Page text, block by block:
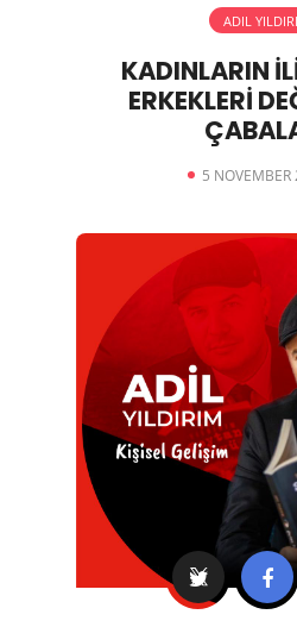
ADIL
KADINLARIN
ERKEKLERİ
5 NOVEMBER